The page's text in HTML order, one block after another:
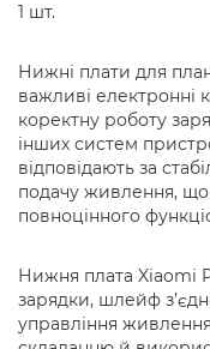
1 шт.
Нижні плати для
важливі електронні
коректну роботу
інших систем
відповідають за
подачу живлення,
повноцінного
Нижня плата Xiaomi
зарядки, шлейф
управління